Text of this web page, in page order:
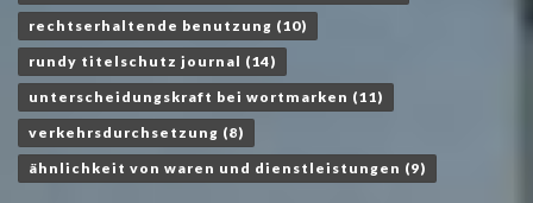
rechtserhaltende benutzung (10)
rundy titelschutz journal (14)
unterscheidungskraft bei wortmarken (11)
verkehrsdurchsetzung (8)
ähnlichkeit von waren und dienstleistungen (9)